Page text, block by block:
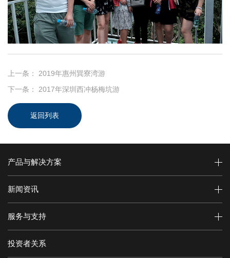
上一条：
2019年惠州巽寮湾游
下一条：
2017年深圳西冲杨梅坑游
返回列表
产品与解决方案
新闻资讯
服务与支持
投资者关系